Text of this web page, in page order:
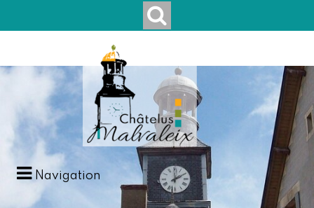
Navigation